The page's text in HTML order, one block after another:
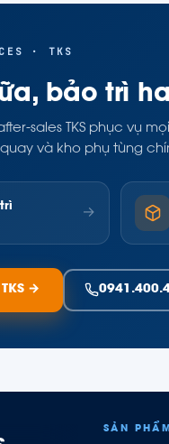
· TKS
bảo trì
sales TKS phục vụ
và kho phụ tùng
→
→
SẢN PHẨM